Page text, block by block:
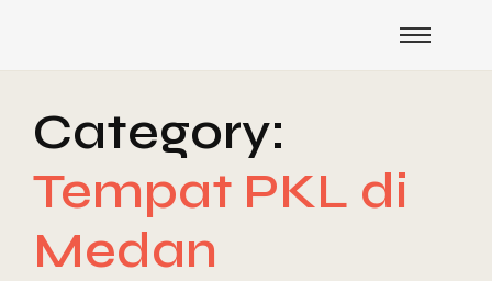
Category:
Tempat PKL di
Medan